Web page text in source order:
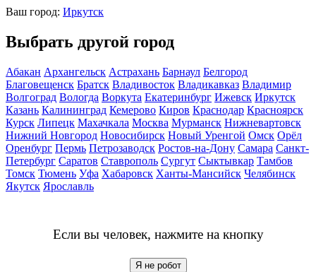
Ваш город: Иркутск
Выбрать другой город
Абакан Архангельск Астрахань Барнаул Белгород
Благовещенск Братск Владивосток Владикавказ Владимир
Волгоград Вологда Воркута Екатеринбург Ижевск Иркутск
Казань Калининград Кемерово Киров Краснодар Красноярск
Курск Липецк Махачкала Москва Мурманск Нижневартовск
Нижний Новгород Новосибирск Новый Уренгой Омск Орёл
Оренбург Пермь Петрозаводск Ростов-на-Дону Самара Санкт-
Петербург Саратов Ставрополь Сургут Сыктывкар Тамбов
Томск Тюмень Уфа Хабаровск Ханты-Мансийск Челябинск
Якутск Ярославль
Если вы человек, нажмите на кнопку
Я не робот